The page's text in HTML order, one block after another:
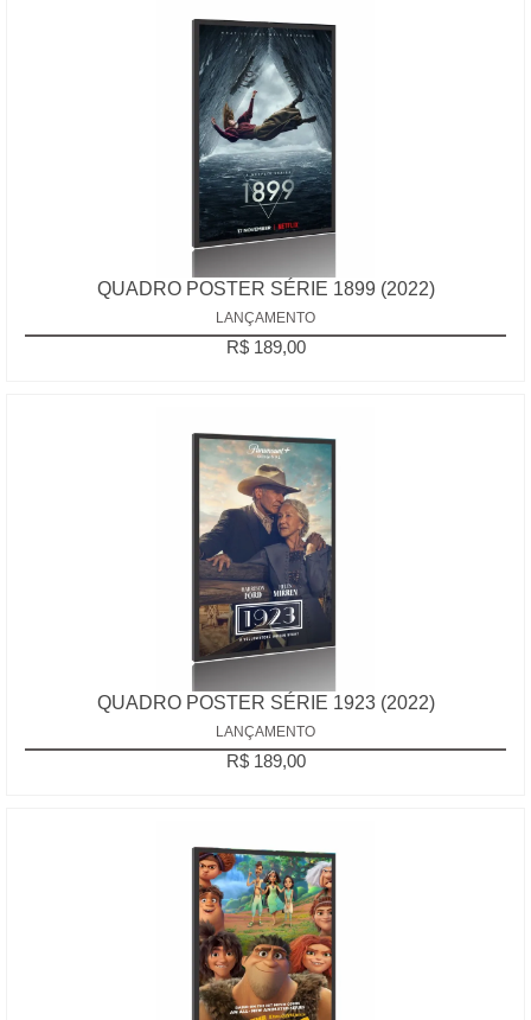
QUADRO POSTER SÉRIE 1899 (2022)
LANÇAMENTO
R$ 189,00
QUADRO POSTER SÉRIE 1923 (2022)
LANÇAMENTO
R$ 189,00